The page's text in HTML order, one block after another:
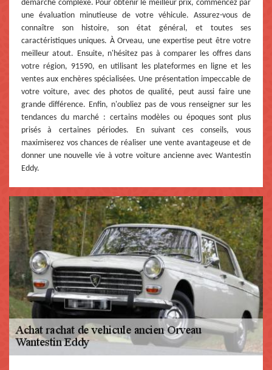
démarche complexe. Pour obtenir le meilleur prix, commencez par
une évaluation minutieuse de votre véhicule. Assurez-vous de
connaître son histoire, son état général, et toutes ses
caractéristiques uniques. À Orveau, une expertise peut être votre
meilleur atout. Ensuite, n'hésitez pas à comparer les offres dans
votre région, 91590, en utilisant les plateformes en ligne et les
ventes aux enchères spécialisées. Une présentation impeccable de
votre voiture, avec des photos de qualité, peut aussi faire une
grande différence. Enfin, n'oubliez pas de vous renseigner sur les
tendances du marché : certains modèles ou époques sont plus
prisés à certaines périodes. En suivant ces conseils, vous
maximiserez vos chances de réaliser une vente avantageuse et de
donner une nouvelle vie à votre voiture ancienne avec Wantestin
Eddy.